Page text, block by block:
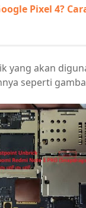
Pixel 4?
yang akan
seperti